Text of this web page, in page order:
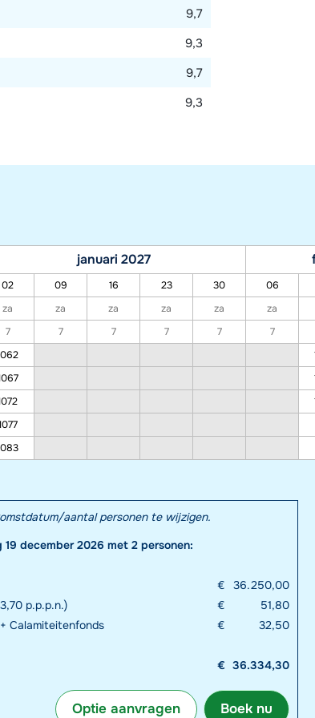
9,7
9,3
9,7
9,3
januari 2027
02 09 16 23 30 06
za za za za za za
7 7 7 7 7 7
aantal personen te wijzigen.
december 2026 met 2 personen:
€
36.250,00
p.p.p.n.) €
51,80
Calamiteitenfonds € 32,50
€ 36.334,30
Boek nu
Optie aanvragen